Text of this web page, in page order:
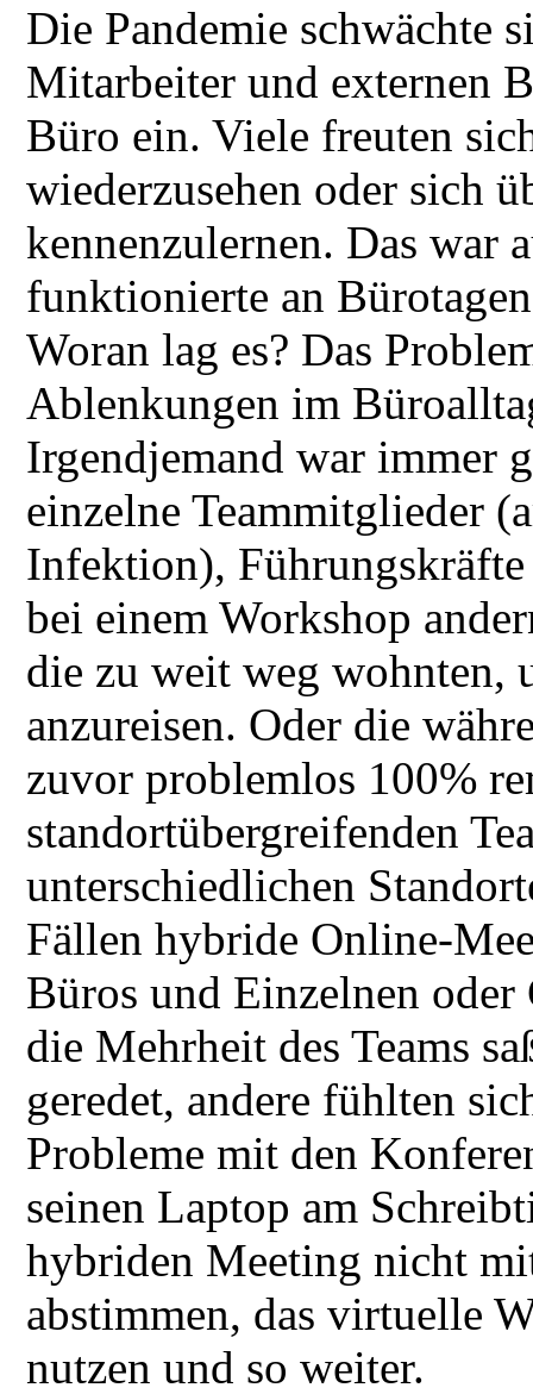
Die Pandemie schwächte
Mitarbeiter und externen
Büro ein. Viele freuten
wiederzusehen oder sich
kennenzulernen. Das war
funktionierte an
Woran lag es? Das
Ablenkungen im
Irgendjemand war immer
einzelne Teammitglieder
Infektion), Führungskräfte
bei einem Workshop
die zu weit weg wohnten,
anzureisen. Oder die
zuvor problemlos 100%
standortübergreifenden
unterschiedlichen
Fällen hybride Online-
Büros und Einzelnen
die Mehrheit des Teams
geredet, andere fühlten
Probleme mit den
seinen Laptop am
hybriden Meeting nicht
abstimmen, das virtuelle
nutzen und so weiter.